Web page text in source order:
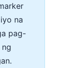
na
pag-